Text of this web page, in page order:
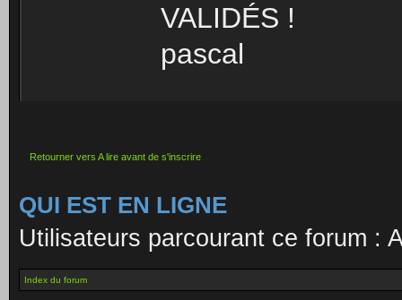
VALIDÉS !
pascal
Retourner vers A lire avant de s'inscrire
QUI EST EN LIGNE
Utilisateurs parcourant ce forum :
Index du forum